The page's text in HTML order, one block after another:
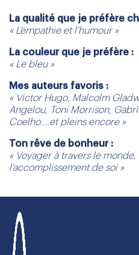
La qualité que je préfère
« L’empathie et l’humour »
La couleur que je préfère :
« Le bleu »
Mes auteurs favoris :
« Victor Hugo, Malcolm
Angelou, Toni Morrison,
Coelho….et pleins encore »
Ton rêve de bonheur :
« Voyager à travers le
l’accomplissement de soi »